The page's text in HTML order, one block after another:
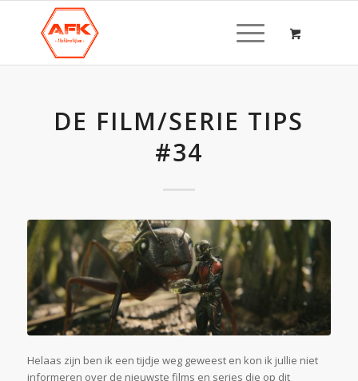
DE FILM/SERIE TIPS
#34
Helaas zijn ben ik een tijdje weg geweest en kon ik jullie niet
informeren over de nieuwste films en series die op dit